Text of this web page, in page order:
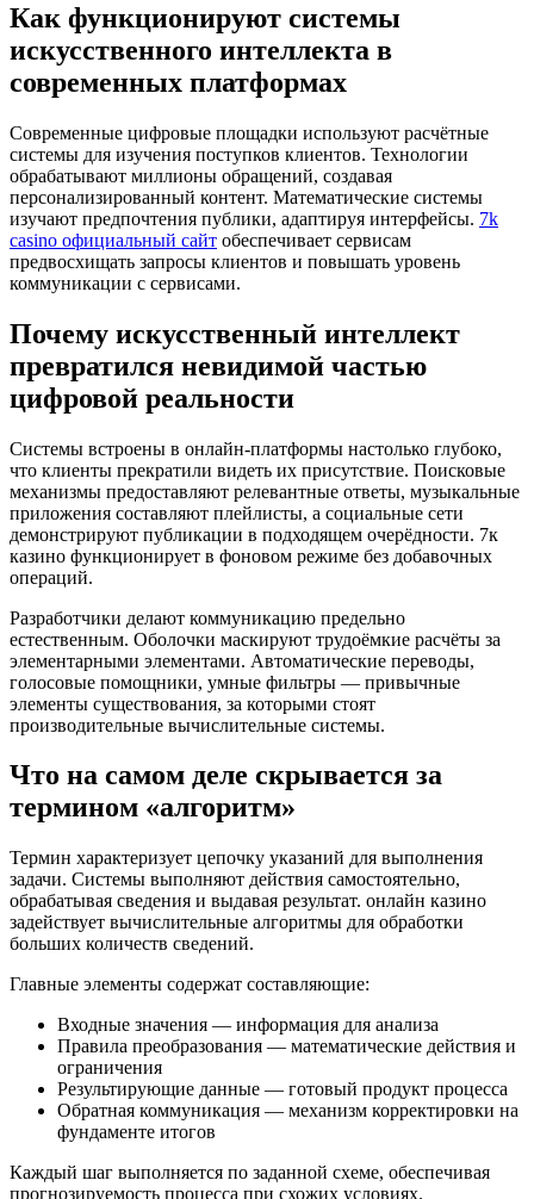
Как функционируют системы
искусственного интеллекта в
современных платформах
Современные цифровые площадки используют расчётные
системы для изучения поступков клиентов. Технологии
обрабатывают миллионы обращений, создавая
персонализированный контент. Математические системы
изучают предпочтения публики, адаптируя интерфейсы. 7k
casino официальный сайт обеспечивает сервисам
предвосхищать запросы клиентов и повышать уровень
коммуникации с сервисами.
Почему искусственный интеллект
превратился невидимой частью
цифровой реальности
Системы встроены в онлайн-платформы настолько глубоко,
что клиенты прекратили видеть их присутствие. Поисковые
механизмы предоставляют релевантные ответы, музыкальные
приложения составляют плейлисты, а социальные сети
демонстрируют публикации в подходящем очерёдности. 7к
казино функционирует в фоновом режиме без добавочных
операций.
Разработчики делают коммуникацию предельно
естественным. Оболочки маскируют трудоёмкие расчёты за
элементарными элементами. Автоматические переводы,
голосовые помощники, умные фильтры — привычные
элементы существования, за которыми стоят
производительные вычислительные системы.
Что на самом деле скрывается за
термином «алгоритм»
Термин характеризует цепочку указаний для выполнения
задачи. Системы выполняют действия самостоятельно,
обрабатывая сведения и выдавая результат. онлайн казино
задействует вычислительные алгоритмы для обработки
больших количеств сведений.
Главные элементы содержат составляющие:
Входные значения — информация для анализа
Правила преобразования — математические действия и
ограничения
Результирующие данные — готовый продукт процесса
Обратная коммуникация — механизм корректировки на
фундаменте итогов
Каждый шаг выполняется по заданной схеме, обеспечивая
прогнозируемость процесса при схожих условиях.